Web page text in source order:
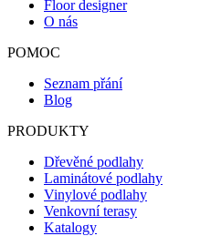
Floor designer
O nás
POMOC
Seznam přání
Blog
PRODUKTY
Dřevěné podlahy
Laminátové podlahy
Vinylové podlahy
Venkovní terasy
Katalogy